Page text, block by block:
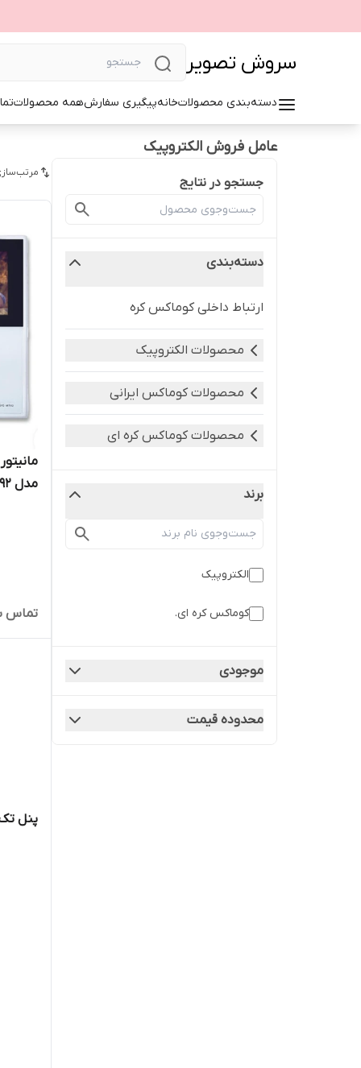
سروش تصویر
دسته‌بندی محصولاتخانهپیگیری سفارشهمه محصولات
عامل فروش الکتروپیک
جستجو در نتایج
دسته‌بندی
ارتباط داخلی کوماکس کره
محصولات الکتروپیک
محصولات کوماکس ایرانی
محصولات کوماکس کره ای
برند
الکتروپیک
کوماکس کره ای.
موجودی
محدوده قیمت
مدل 592
تماس
پنل